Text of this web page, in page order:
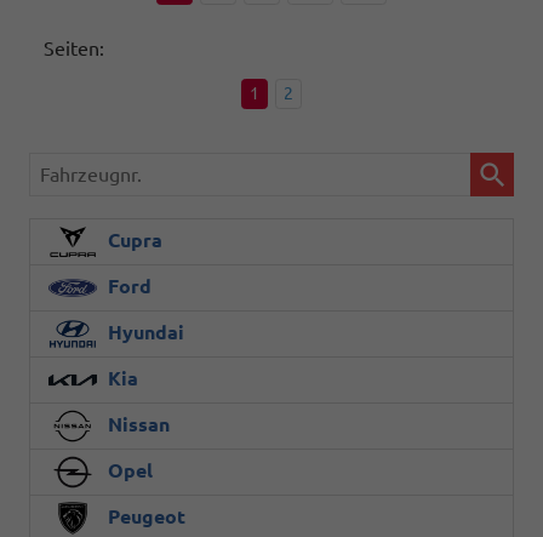
Seiten:
1 2
Fahrzeugnr.
Cupra
Ford
Hyundai
Kia
Nissan
Opel
Peugeot